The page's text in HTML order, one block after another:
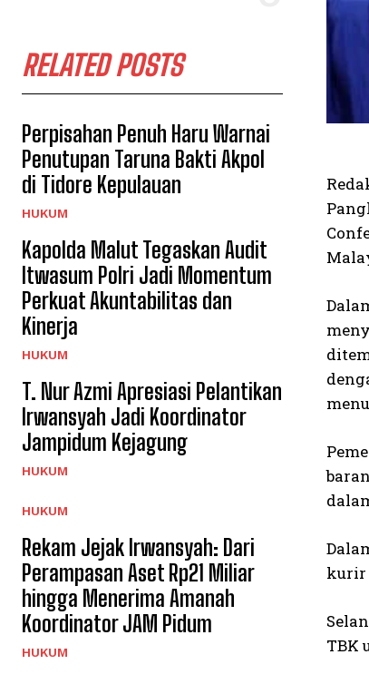
RELATED POSTS
Perpisahan Penuh Haru Warnai
Penutupan Taruna Bakti Akpol
di Tidore Kepulauan
HUKUM
Kapolda Malut Tegaskan Audit
Itwasum Polri Jadi Momentum
Perkuat Akuntabilitas dan
Kinerja
HUKUM
T. Nur Azmi Apresiasi Pelantikan
Irwansyah Jadi Koordinator
Jampidum Kejagung
HUKUM
HUKUM
Rekam Jejak Irwansyah: Dari
Perampasan Aset Rp21 Miliar
hingga Menerima Amanah
Koordinator JAM Pidum
HUKUM
kurir
TBK